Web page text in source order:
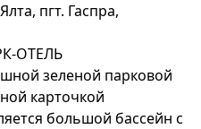
пгт. Гаспра,
ОТЕЛЬ
зеленой парковой
карточкой
большой бассейн с